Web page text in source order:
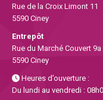
Rue de la Croix Limont 11
5590 Ciney
Entrepôt
Rue du Marché Couvert 9a
5590 Ciney
Heures d’ouverture :
Du lundi au vendredi :